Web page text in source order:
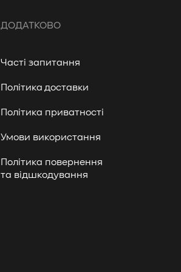
ДОДАТКОВО
Часті запитання
Політика доставки
Політика приватності
Умови використання
Політика повернення
та відшкодування